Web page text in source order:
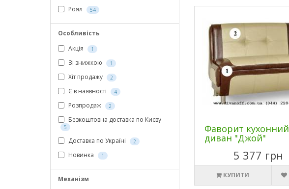
Роял 54
Особливість
Акція
1
Зі знижкою 1
Хіт продажу 2
Є в наявності 4
Розпродаж 2
Безкоштовна доставка по Києву
5
Доставка по Україні 2
Новинка 1
Механізм
Фаворит кухонний
диван "Джой"
5 377 грн
КУПИТИ